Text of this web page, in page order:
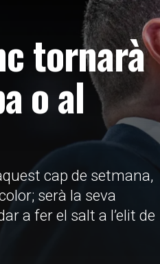
tornarà
o al
cap de setmana,
serà la seva
a fer el salt a l’elit de